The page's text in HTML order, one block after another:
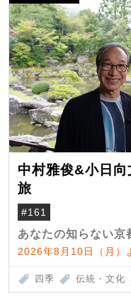
中村雅俊&小日
旅
#161
あなたの知らない京
2026年8月10日（月）
四季 伝統・文化